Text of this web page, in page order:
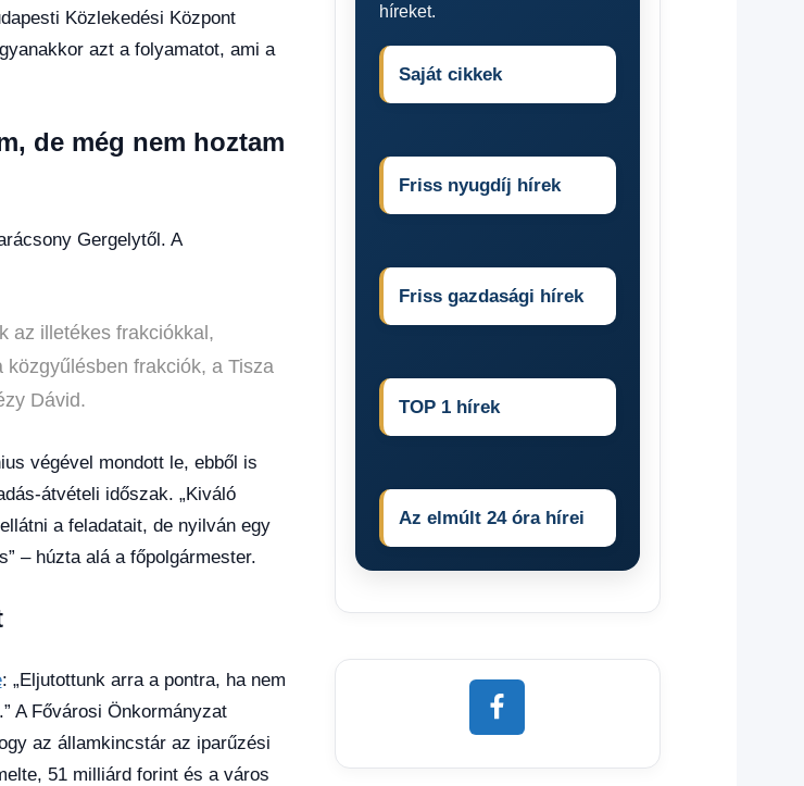
Közlekedési Központ
azt a folyamatot, ami a
de még nem hoztam
Gergelytől. A
az illetékes frakciókkal,
frakciók, a Tisza
Dávid.
végével mondott le, ebből is
átvételi időszak. „Kiváló
a feladatait, de nyilván egy
– húzta alá a főpolgármester.
: „Eljutottunk arra a pontra, ha nem
A Fővárosi Önkormányzat
az államkincstár az iparűzési
51 milliárd forint és a város
híreket.
Saját cikkek
Friss nyugdíj hírek
Friss gazdasági hírek
TOP 1 hírek
Az elmúlt 24 óra hírei